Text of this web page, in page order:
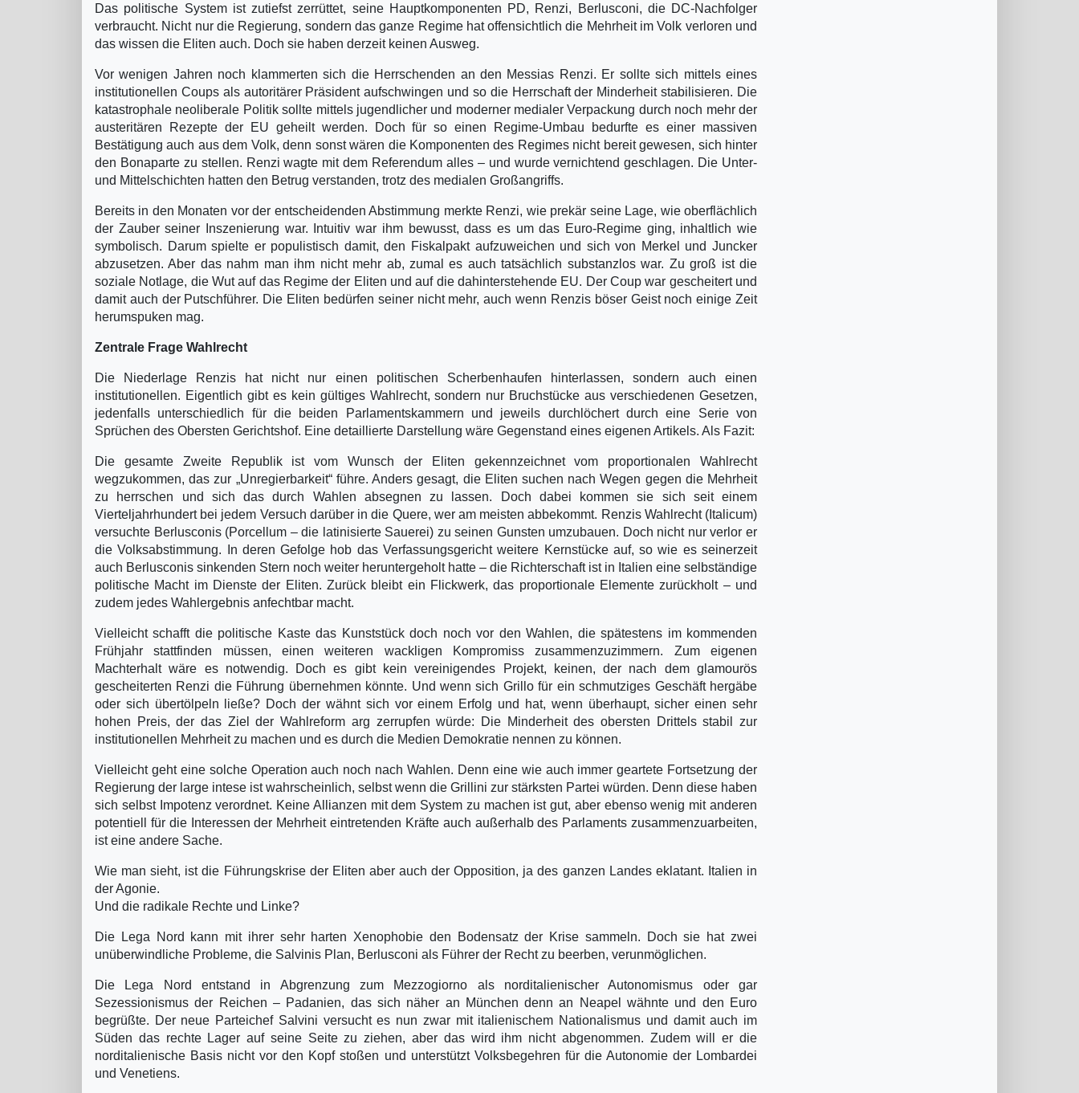
Das politische System ist zutiefst zerrüttet, seine Hauptkomponenten PD, Renzi, Berlusconi, die DC-Nachfolger
verbraucht. Nicht nur die Regierung, sondern das ganze Regime hat offensichtlich die Mehrheit im Volk verloren und
das wissen die Eliten auch. Doch sie haben derzeit keinen Ausweg.
Vor wenigen Jahren noch klammerten sich die Herrschenden an den Messias Renzi. Er sollte sich mittels eines
institutionellen Coups als autoritärer Präsident aufschwingen und so die Herrschaft der Minderheit stabilisieren. Die
katastrophale neoliberale Politik sollte mittels jugendlicher und moderner medialer Verpackung durch noch mehr der
austeritären Rezepte der EU geheilt werden. Doch für so einen Regime-Umbau bedurfte es einer massiven
Bestätigung auch aus dem Volk, denn sonst wären die Komponenten des Regimes nicht bereit gewesen, sich hinter
den Bonaparte zu stellen. Renzi wagte mit dem Referendum alles – und wurde vernichtend geschlagen. Die Unter-
und Mittelschichten hatten den Betrug verstanden, trotz des medialen Großangriffs.
Bereits in den Monaten vor der entscheidenden Abstimmung merkte Renzi, wie prekär seine Lage, wie oberflächlich
der Zauber seiner Inszenierung war. Intuitiv war ihm bewusst, dass es um das Euro-Regime ging, inhaltlich wie
symbolisch. Darum spielte er populistisch damit, den Fiskalpakt aufzuweichen und sich von Merkel und Juncker
abzusetzen. Aber das nahm man ihm nicht mehr ab, zumal es auch tatsächlich substanzlos war. Zu groß ist die
soziale Notlage, die Wut auf das Regime der Eliten und auf die dahinterstehende EU. Der Coup war gescheitert und
damit auch der Putschführer. Die Eliten bedürfen seiner nicht mehr, auch wenn Renzis böser Geist noch einige Zeit
herumspuken mag.
Zentrale Frage Wahlrecht
Die Niederlage Renzis hat nicht nur einen politischen Scherbenhaufen hinterlassen, sondern auch einen
institutionellen. Eigentlich gibt es kein gültiges Wahlrecht, sondern nur Bruchstücke aus verschiedenen Gesetzen,
jedenfalls unterschiedlich für die beiden Parlamentskammern und jeweils durchlöchert durch eine Serie von
Sprüchen des Obersten Gerichtshof. Eine detaillierte Darstellung wäre Gegenstand eines eigenen Artikels. Als Fazit:
Die gesamte Zweite Republik ist vom Wunsch der Eliten gekennzeichnet vom proportionalen Wahlrecht
wegzukommen, das zur „Unregierbarkeit“ führe. Anders gesagt, die Eliten suchen nach Wegen gegen die Mehrheit
zu herrschen und sich das durch Wahlen absegnen zu lassen. Doch dabei kommen sie sich seit einem
Vierteljahrhundert bei jedem Versuch darüber in die Quere, wer am meisten abbekommt. Renzis Wahlrecht (Italicum)
versuchte Berlusconis (Porcellum – die latinisierte Sauerei) zu seinen Gunsten umzubauen. Doch nicht nur verlor er
die Volksabstimmung. In deren Gefolge hob das Verfassungsgericht weitere Kernstücke auf, so wie es seinerzeit
auch Berlusconis sinkenden Stern noch weiter heruntergeholt hatte – die Richterschaft ist in Italien eine selbständige
politische Macht im Dienste der Eliten. Zurück bleibt ein Flickwerk, das proportionale Elemente zurückholt – und
zudem jedes Wahlergebnis anfechtbar macht.
Vielleicht schafft die politische Kaste das Kunststück doch noch vor den Wahlen, die spätestens im kommenden
Frühjahr stattfinden müssen, einen weiteren wackligen Kompromiss zusammenzuzimmern. Zum eigenen
Machterhalt wäre es notwendig. Doch es gibt kein vereinigendes Projekt, keinen, der nach dem glamourös
gescheiterten Renzi die Führung übernehmen könnte. Und wenn sich Grillo für ein schmutziges Geschäft hergäbe
oder sich übertölpeln ließe? Doch der wähnt sich vor einem Erfolg und hat, wenn überhaupt, sicher einen sehr
hohen Preis, der das Ziel der Wahlreform arg zerrupfen würde: Die Minderheit des obersten Drittels stabil zur
institutionellen Mehrheit zu machen und es durch die Medien Demokratie nennen zu können.
Vielleicht geht eine solche Operation auch noch nach Wahlen. Denn eine wie auch immer geartete Fortsetzung der
Regierung der large intese ist wahrscheinlich, selbst wenn die Grillini zur stärksten Partei würden. Denn diese haben
sich selbst Impotenz verordnet. Keine Allianzen mit dem System zu machen ist gut, aber ebenso wenig mit anderen
potentiell für die Interessen der Mehrheit eintretenden Kräfte auch außerhalb des Parlaments zusammenzuarbeiten,
ist eine andere Sache.
Wie man sieht, ist die Führungskrise der Eliten aber auch der Opposition, ja des ganzen Landes eklatant. Italien in
der Agonie.
Und die radikale Rechte und Linke?
Die Lega Nord kann mit ihrer sehr harten Xenophobie den Bodensatz der Krise sammeln. Doch sie hat zwei
unüberwindliche Probleme, die Salvinis Plan, Berlusconi als Führer der Recht zu beerben, verunmöglichen.
Die Lega Nord entstand in Abgrenzung zum Mezzogiorno als norditalienischer Autonomismus oder gar
Sezessionismus der Reichen – Padanien, das sich näher an München denn an Neapel wähnte und den Euro
begrüßte. Der neue Parteichef Salvini versucht es nun zwar mit italienischem Nationalismus und damit auch im
Süden das rechte Lager auf seine Seite zu ziehen, aber das wird ihm nicht abgenommen. Zudem will er die
norditalienische Basis nicht vor den Kopf stoßen und unterstützt Volksbegehren für die Autonomie der Lombardei
und Venetiens.